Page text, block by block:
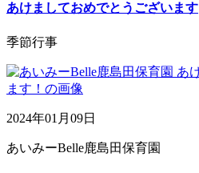
あけましておめでとうございます
季節行事
2024年01月09日
あいみーBelle鹿島田保育園